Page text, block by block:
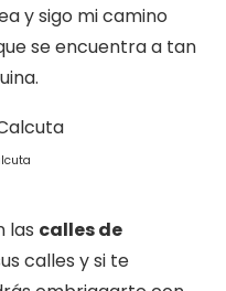
y sigo mi camino
se encuentra a tan
las calles de
calles y si te